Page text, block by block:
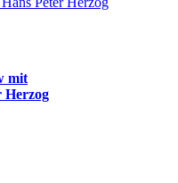
mit
Herzog